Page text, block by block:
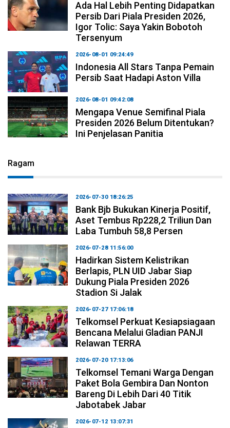
Ada Hal Lebih Penting Didapatkan
Persib Dari Piala Presiden 2026,
Igor Tolic: Saya Yakin Bobotoh
Tersenyum
2026-08-01 09:24:49
Indonesia All Stars Tanpa Pemain
Persib Saat Hadapi Aston Villa
2026-08-01 09:42:08
Mengapa Venue Semifinal Piala
Presiden 2026 Belum Ditentukan?
Ini Penjelasan Panitia
Ragam
2026-07-30 18:26:25
Bank Bjb Bukukan Kinerja Positif,
Aset Tembus Rp228,2 Triliun Dan
Laba Tumbuh 58,8 Persen
2026-07-28 11:56:00
Hadirkan Sistem Kelistrikan
Berlapis, PLN UID Jabar Siap
Dukung Piala Presiden 2026
Stadion Si Jalak
2026-07-27 17:06:18
Telkomsel Perkuat Kesiapsiagaan
Bencana Melalui Gladian PANJI
Relawan TERRA
2026-07-20 17:13:06
Telkomsel Temani Warga Dengan
Paket Bola Gembira Dan Nonton
Bareng Di Lebih Dari 40 Titik
Jabotabek Jabar
2026-07-12 13:07:31